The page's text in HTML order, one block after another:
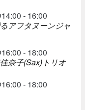
- 16:00
アフタヌーンジャ
- 18:00
奈子(Sax)トリオ
- 18:00